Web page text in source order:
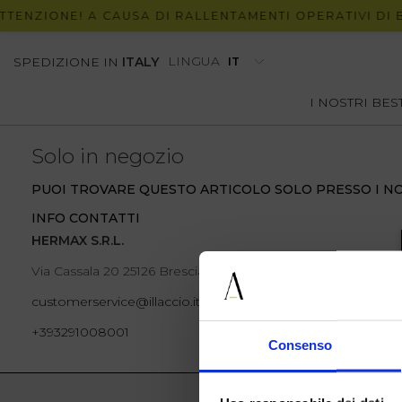
Consenso
A CAUSA DI RALLENTAMENTI OPERATIVI DI
SPEDIZIONE IN ITALY LINGUA
I NOSTRI
Solo in negozio
PUOI TROVARE QUESTO ARTICOLO SOLO PRESSO I
INFO CONTATTI
HERMAX S.R.L.
Via Cassala 20 25126 Brescia
customerservice@illaccio.it
+393291008001